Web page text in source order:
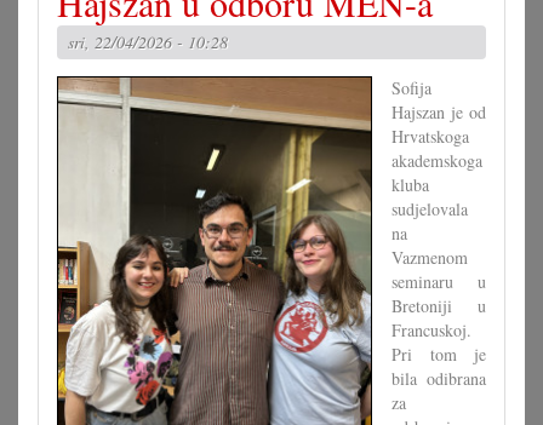
sel
sri, 22/04/2026 - 10:28
Sofija
Hajszan je od
Hrvatskoga
akademskoga
kluba
sudjelovala
na
Vazmenom
seminaru u
Bretoniji u
Francuskoj.
Pri tom je
bila odibrana
za